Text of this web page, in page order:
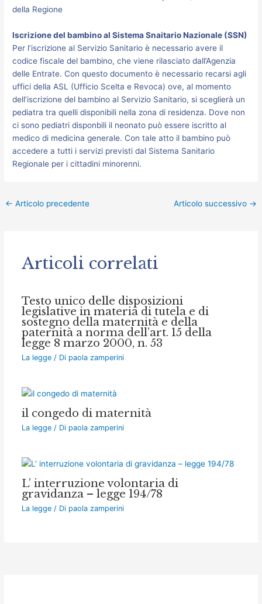
della Regione
Iscrizione del bambino al Sistema Snaitario Nazionale (SSN)
Per l’iscrizione al Servizio Sanitario è necessario avere il
codice fiscale del bambino, che viene rilasciato dall’Agenzia
delle Entrate. Con questo documento è necessario recarsi agli
uffici della ASL (Ufficio Scelta e Revoca) ove, al momento
dell’iscrizione del bambino al Servizio Sanitario, si sceglierà un
pediatra tra quelli disponibili nella zona di residenza. Dove non
ci sono pediatri disponbili il neonato può essere iscritto al
medico di medicina generale. Con tale atto il bambino può
accedere a tutti i servizi previsti dal Sistema Sanitario
Regionale per i cittadini minorenni.
← Articolo precedente Articolo successivo →
Articoli correlati
Testo unico delle disposizioni
legislative in materia di tutela e di
sostegno della maternità e della
paternità a norma dell’art. 15 della
legge 8 marzo 2000, n. 53
La legge/ Di paola zamperini
il congedo di maternità
La legge/ Di paola zamperini
L’ interruzione volontaria di
gravidanza – legge 194/78
La legge/ Di paola zamperini